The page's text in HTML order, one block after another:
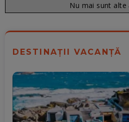
Nu mai sunt alte
DESTINAȚII VACANȚĂ